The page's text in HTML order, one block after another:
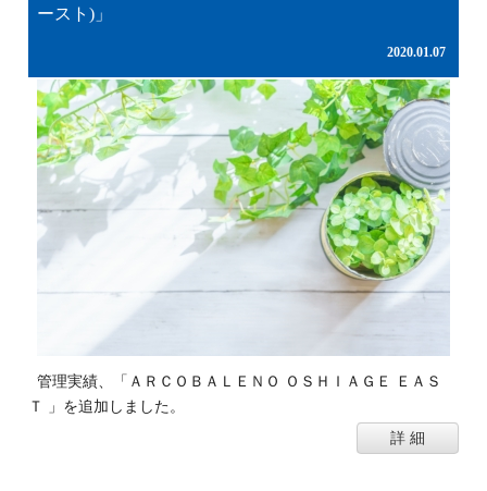
ースト)」
2020.01.07
管理実績、「ＡＲＣＯＢＡＬＥＮＯ ＯＳＨＩＡＧＥ ＥＡＳ
Ｔ 」を追加しました。
詳 細